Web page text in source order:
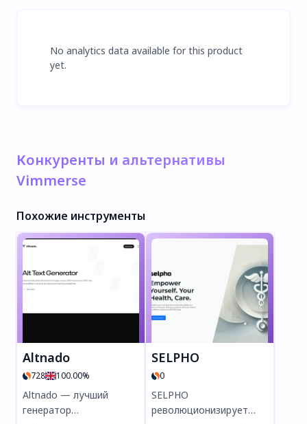
No analytics data available for this product
yet.
Конкуренты и альтернативы
Vimmerse
Похожие инструменты
Altnado
728 100.00%
Altnado — лучший
генератор
SELPHO
0
SELPHO
революционизирует